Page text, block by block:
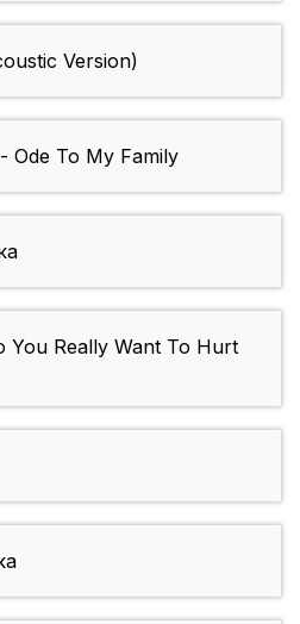
Version)
Ode To My Family
You Really Want To Hurt